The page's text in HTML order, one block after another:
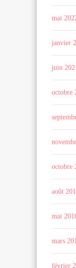
mai
janvier
juin
octobre
octobre
août
mai
mars
février